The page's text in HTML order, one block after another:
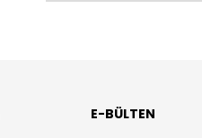
E-BÜLTEN